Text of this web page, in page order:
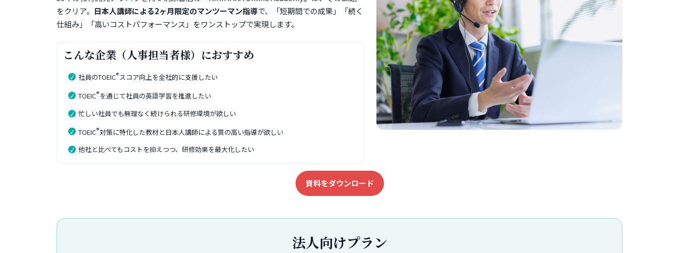
をクリア。 日本人講師による2ヶ月限定のマンツーマン指導で、「短期間での成果」「続く
仕組み」「高いコストパフォーマンス」をワンストップで実現します。
こんな企業（人事担当者様）におすすめ
社員のTOEIC®スコア向上を全社的に支援したい
TOEIC®を通じて社員の英語学習を推進したい
忙しい社員でも無理なく続けられる研修環境が欲しい
TOEIC®対策に特化した教材と日本人講師による質の高い指導が欲しい
他社と比べてもコストを抑えつつ、研修効果を最大化したい
資料をダウンロード
法人向けプラン